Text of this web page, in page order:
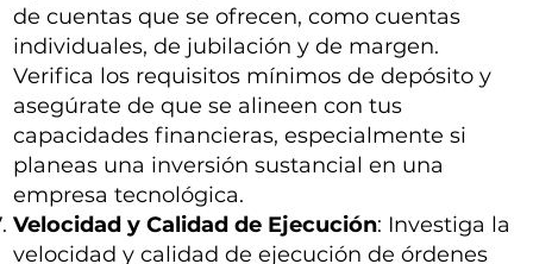
de cuentas que se ofrecen, como cuentas
individuales, de jubilación y de margen.
Verifica los requisitos mínimos de depósito y
asegúrate de que se alineen con tus
capacidades financieras, especialmente si
planeas una inversión sustancial en una
empresa tecnológica.
Velocidad y Calidad de Ejecución: Investiga la
velocidad y calidad de ejecución de órdenes